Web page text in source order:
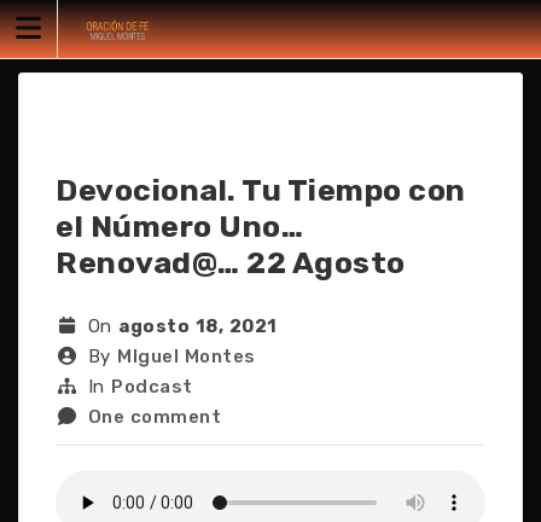
Skip
to
content
Devocional. Tu Tiempo con
el Número Uno…
Renovad@… 22 Agosto
On agosto 18, 2021
By MIguel Montes
In Podcast
One comment